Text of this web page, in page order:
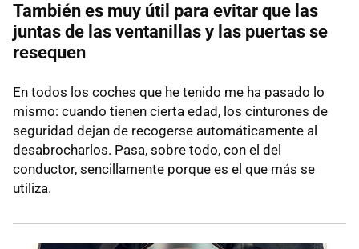
También es muy útil para evitar que las
juntas de las ventanillas y las puertas se
resequen
En todos los coches que he tenido me ha pasado lo
mismo: cuando tienen cierta edad, los cinturones de
seguridad dejan de recogerse automáticamente al
desabrocharlos. Pasa, sobre todo, con el del
conductor, sencillamente porque es el que más se
utiliza.